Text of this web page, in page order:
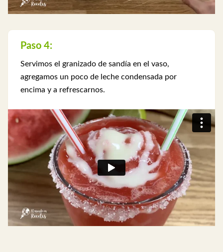
Paso 4:
Servimos el granizado de sandía en el vaso,
agregamos un poco de leche condensada por
encima y a refrescarnos.